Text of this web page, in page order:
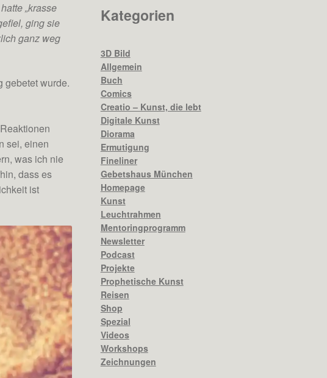
„krasse
ging sie
ganz weg
gebetet wurde.
sei, einen
was ich nie
dass es
ist
Kategorien
3D Bild
Allgemein
Buch
Comics
Creatio – Kunst, die lebt
Digitale Kunst
Diorama
Ermutigung
Fineliner
Gebetshaus München
Homepage
Kunst
Leuchtrahmen
Mentoringprogramm
Newsletter
Podcast
Projekte
Prophetische Kunst
Reisen
Shop
Spezial
Videos
Workshops
Zeichnungen